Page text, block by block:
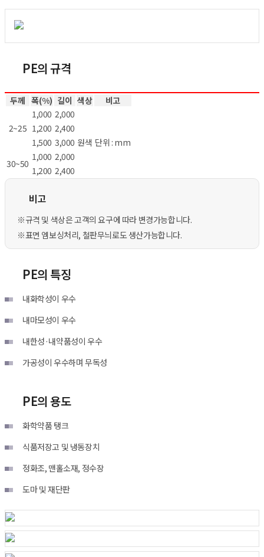
PE의 규격
두께 폭(%) 길이 색상 비고
2~25
1,000 2,000
원색 단위 : mm
1,200 2,400
1,500 3,000
30~50
1,000 2,000
1,200 2,400
비고
※규격 및 색상은 고객의 요구에 따라 변경가능합니다.
※표면 엠보싱처리, 철판무늬로도 생산가능합니다.
PE의 특징
내화학성이 우수
내마모성이 우수
내한성·내약품성이 우수
가공성이 우수하며 무독성
PE의 용도
화학약품 탱크
식품저장고 및 냉동장치
정화조, 맨홀소재, 정수장
도마 및 재단판